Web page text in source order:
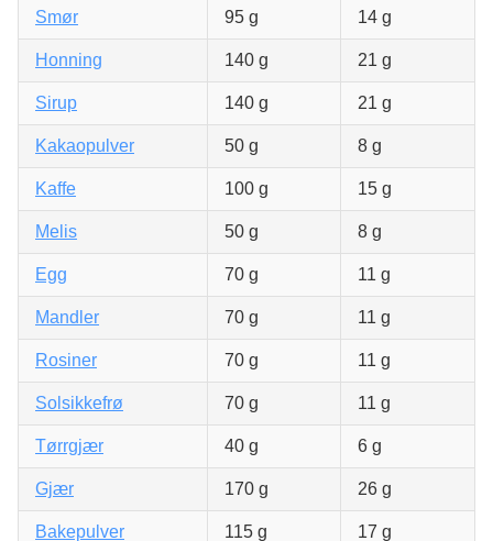
Smør 95 g 14 g
Honning 140 g 21 g
Sirup 140 g 21 g
Kakaopulver 50 g 8 g
Kaffe 100 g 15 g
Melis 50 g 8 g
Egg 70 g 11 g
Mandler 70 g 11 g
Rosiner 70 g 11 g
Solsikkefrø 70 g 11 g
Tørrgjær 40 g 6 g
Gjær 170 g 26 g
Bakepulver 115 g 17 g